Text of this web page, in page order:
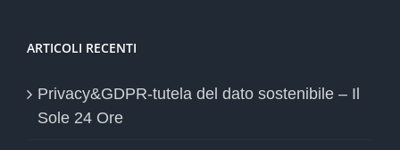
ARTICOLI RECENTI
Privacy&GDPR-tutela del dato sostenibile – Il
Sole 24 Ore